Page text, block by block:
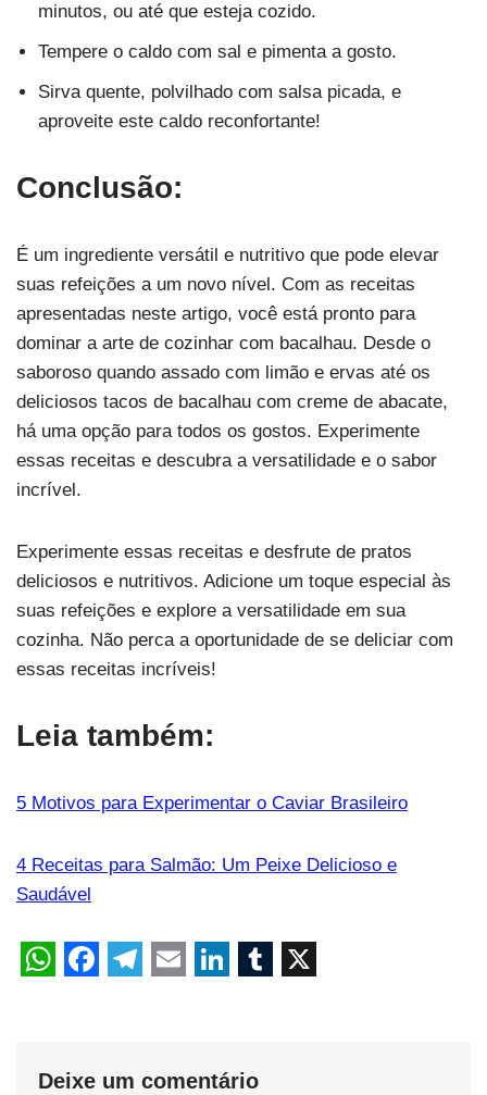
minutos, ou até que esteja cozido.
Tempere o caldo com sal e pimenta a gosto.
Sirva quente, polvilhado com salsa picada, e
aproveite este caldo reconfortante!
Conclusão:
É um ingrediente versátil e nutritivo que pode elevar
suas refeições a um novo nível. Com as receitas
apresentadas neste artigo, você está pronto para
dominar a arte de cozinhar com bacalhau. Desde o
saboroso quando assado com limão e ervas até os
deliciosos tacos de bacalhau com creme de abacate,
há uma opção para todos os gostos. Experimente
essas receitas e descubra a versatilidade e o sabor
incrível.
Experimente essas receitas e desfrute de pratos
deliciosos e nutritivos. Adicione um toque especial às
suas refeições e explore a versatilidade em sua
cozinha. Não perca a oportunidade de se deliciar com
essas receitas incríveis!
Leia também:
5 Motivos para Experimentar o Caviar Brasileiro
4 Receitas para Salmão: Um Peixe Delicioso e
Saudável
Deixe um comentário